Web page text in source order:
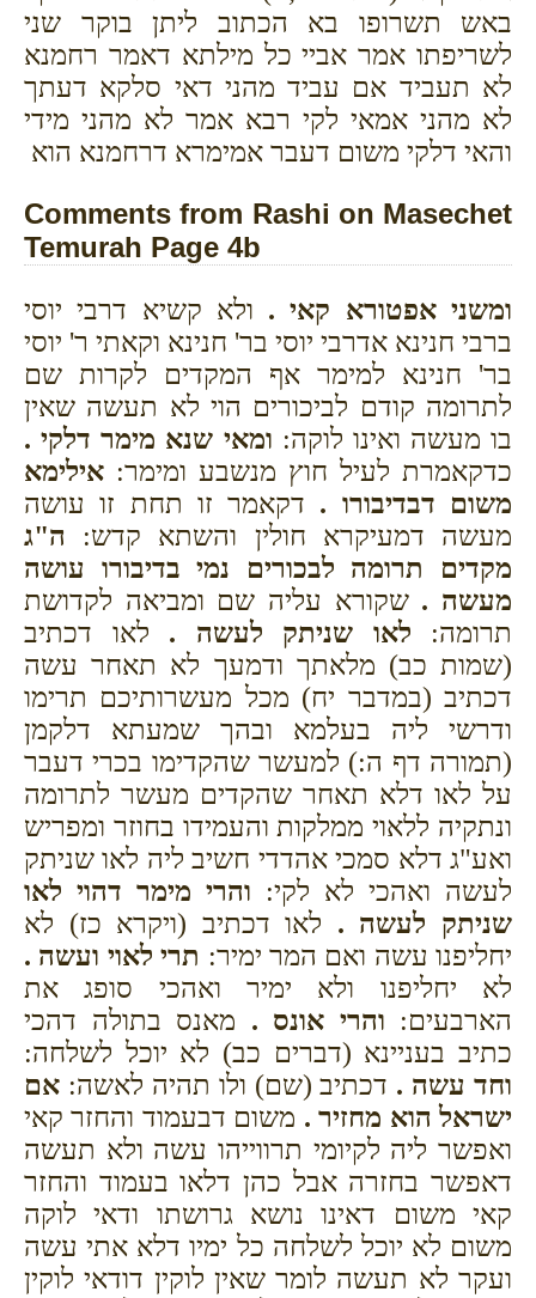
באש תשרופו בא הכתוב ליתן בוקר שני
לשריפתו אמר אביי כל מילתא דאמר רחמנא
לא תעביד אם עביד מהני דאי סלקא דעתך
לא מהני אמאי לקי רבא אמר לא מהני מידי
והאי דלקי משום דעבר אמימרא דרחמנא הוא
Comments from Rashi on Masechet
Temurah Page 4b
ומשני אפטורא קאי . ולא קשיא דרבי יוסי
ברבי חנינא אדרבי יוסי בר' חנינא וקאתי ר' יוסי
בר' חנינא למימר אף המקדים לקרות שם
לתרומה קודם לביכורים הוי לא תעשה שאין
בו מעשה ואינו לוקה: ומאי שנא מימר דלקי .
כדקאמרת לעיל חוץ מנשבע ומימר: אילימא
משום דבדיבורו . דקאמר זו תחת זו עושה
מעשה דמעיקרא חולין והשתא קדש: ה"ג
מקדים תרומה לבכורים נמי בדיבורו עושה
מעשה . שקורא עליה שם ומביאה לקדושת
תרומה: לאו שניתק לעשה . לאו דכתיב
(שמות כב) מלאתך ודמעך לא תאחר עשה
דכתיב (במדבר יח) מכל מעשרותיכם תרימו
ודרשי ליה בעלמא ובהך שמעתא דלקמן
(תמורה דף ה:) למעשר שהקדימו בכרי דעבר
על לאו דלא תאחר שהקדים מעשר לתרומה
ונתקיה ללאוי ממלקות והעמידו בחוזר ומפריש
ואע"ג דלא סמכי אהדדי חשיב ליה לאו שניתק
לעשה ואהכי לא לקי: והרי מימר דהוי לאו
שניתק לעשה . לאו דכתיב (ויקרא כז) לא
יחליפנו עשה ואם המר ימיר: תרי לאוי ועשה .
לא יחליפנו ולא ימיר ואהכי סופג את
הארבעים: והרי אונס . מאנס בתולה דהכי
כתיב בעניינא (דברים כב) לא יוכל לשלחה:
וחד עשה . דכתיב (שם) ולו תהיה לאשה: אם
ישראל הוא מחזיר . משום דבעמוד והחזר קאי
ואפשר ליה לקיומי תרווייהו עשה ולא תעשה
דאפשר בחזרה אבל כהן דלאו בעמוד והחזר
קאי משום דאינו נושא גרושתו ודאי לוקה
משום לא יוכל לשלחה כל ימיו דלא אתי עשה
ועקר לא תעשה לומר שאין לוקין דודאי לוקין